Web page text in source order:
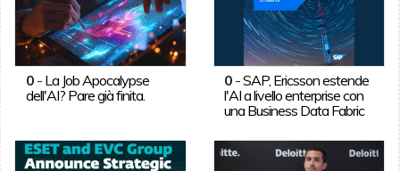
0- La Job Apocalypse
dell'AI? Pare già finita.
0 -SAP, Ericsson estende
l'AI a livello enterprise con
una Business Data Fabric